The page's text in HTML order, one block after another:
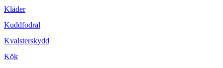
Kläder
Kuddfodral
Kvalsterskydd
Kök